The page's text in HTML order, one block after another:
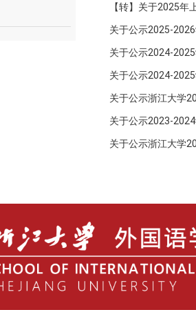
【转】关于2025
关于公示2025-
关于公示2024-
关于公示2024-
关于公示浙江大学
关于公示2023-
关于公示浙江大学